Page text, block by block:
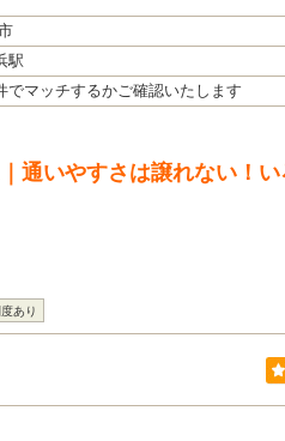
駅
でマッチするかご確認いたします
通いやすさは譲れない！
あり